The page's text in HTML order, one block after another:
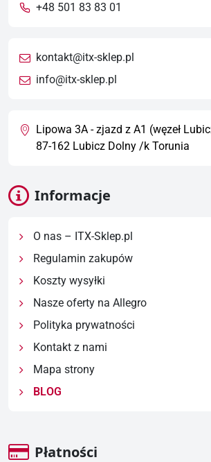
+48 501 83 83 01
kontakt@itx-sklep.pl
info@itx-sklep.pl
Lipowa 3A - zjazd z A1 (węzeł
87-162 Lubicz Dolny /k Torunia
Informacje
O nas – ITX-Sklep.pl
Regulamin zakupów
Koszty wysyłki
Nasze oferty na Allegro
Polityka prywatności
Kontakt z nami
Mapa strony
BLOG
Płatności